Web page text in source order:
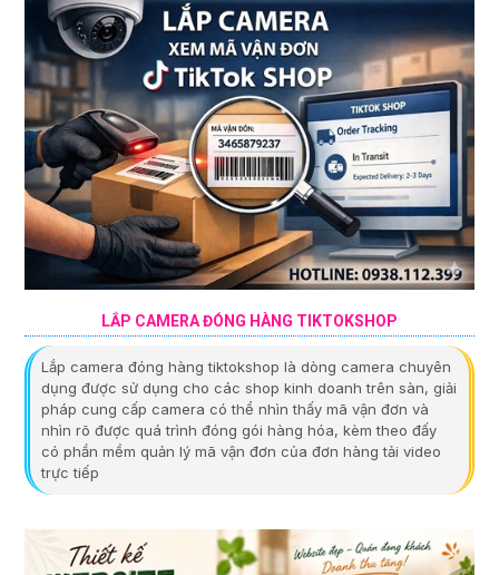
LẮP CAMERA ĐÓNG HÀNG TIKTOKSHOP
Lắp camera đóng hàng tiktokshop là dòng camera chuyên
dụng được sử dụng cho các shop kinh doanh trên sàn, giải
pháp cung cấp camera có thể nhìn thấy mã vận đơn và
nhìn rõ được quá trình đóng gói hàng hóa, kèm theo đấy
có phần mềm quản lý mã vận đơn của đơn hàng tải video
trực tiếp